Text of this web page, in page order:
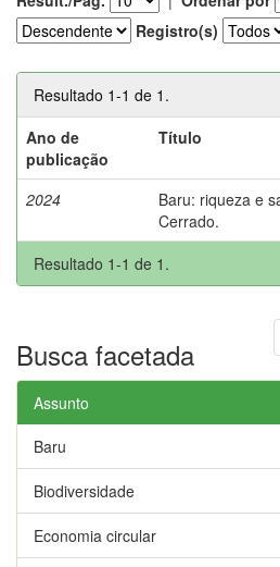
Registro(s)
Resultado 1-1 de 1.
Ano de
publicação
Título
2024
Baru: riqueza e
Cerrado.
Resultado 1-1 de 1.
Busca facetada
Assunto
Baru
Biodiversidade
Economia circular